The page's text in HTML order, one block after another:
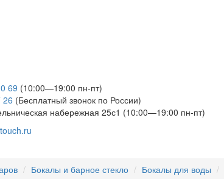
69 (10:00—19:00 пн-пт)
26 (Бесплатный звонок по России)
набережная 25с1 (10:00—19:00 пн-пт)
Бокалы и барное стекло Бокалы для воды